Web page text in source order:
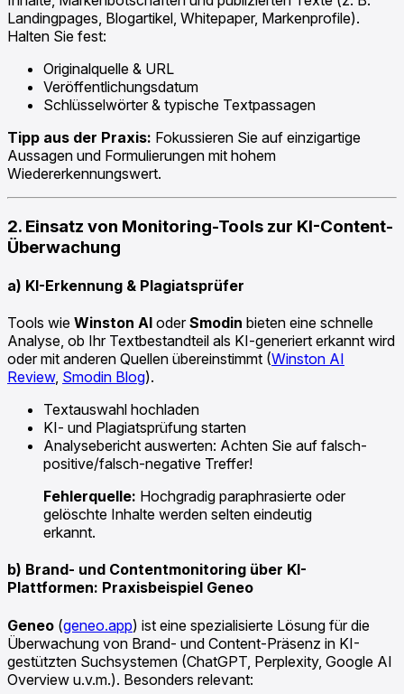
Landingpages, Blogartikel, Whitepaper, Markenprofile).
Halten Sie fest:
Originalquelle & URL
Veröffentlichungsdatum
Schlüsselwörter & typische Textpassagen
Tipp aus der Praxis: Fokussieren Sie auf einzigartige
Aussagen und Formulierungen mit hohem
Wiedererkennungswert.
2. Einsatz von Monitoring-Tools zur KI-Content-
Überwachung
a) KI-Erkennung & Plagiatsprüfer
Tools wie Winston AI oderSmodin bieten eine schnelle
Analyse, ob Ihr Textbestandteil als KI-generiert erkannt wird
oder mit anderen Quellen übereinstimmt (Winston AI
Review, Smodin Blog).
Textauswahl hochladen
KI- und Plagiatsprüfung starten
Analysebericht auswerten: Achten Sie auf falsch-
positive/falsch-negative Treffer!
Fehlerquelle: Hochgradig paraphrasierte oder
gelöschte Inhalte werden selten eindeutig
erkannt.
b) Brand- und Contentmonitoring über KI-
Plattformen: Praxisbeispiel Geneo
Geneo (geneo.app) ist eine spezialisierte Lösung für die
Überwachung von Brand- und Content-Präsenz in KI-
gestützten Suchsystemen (ChatGPT, Perplexity, Google AI
Overview u.v.m.). Besonders relevant: